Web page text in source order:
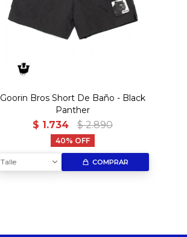
Goorin Bros Short De Baño - Black
Panther
$ 1.734 $ 2.890
40
Talle COMPRAR